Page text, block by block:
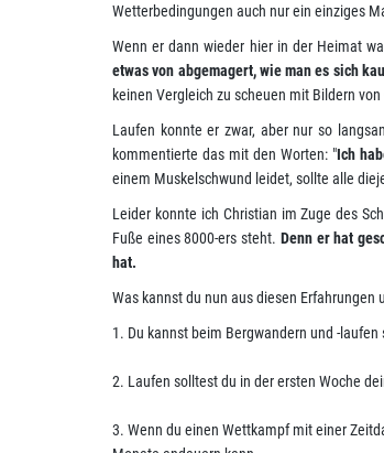
Wetterbedingungen auch nur ein einziges
Wenn er dann wieder hier in der Heimat
etwas von abgemagert, wie man es sich
keinen Vergleich zu scheuen mit Bildern
Laufen konnte er zwar, aber nur so
kommentierte das mit den Worten: "Ich
einem Muskelschwund leidet, sollte alle
Leider konnte ich Christian im Zuge des
Fuße eines 8000-ers steht. Denn er hat
hat.
Was kannst du nun aus diesen
1. Du kannst beim Bergwandern und -
2. Laufen solltest du in der ersten Woche
3. Wenn du einen Wettkampf mit einer